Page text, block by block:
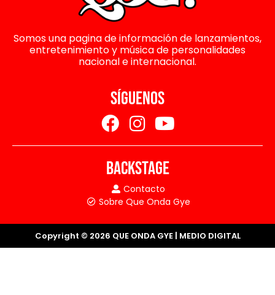
Somos una pagina de información de lanzamientos,
entretenimiento y música de personalidades
nacional e internacional.
SÍGUENOS
BACKSTAGE
Contacto
Sobre Que Onda Gye
Copyright © 2026 QUE ONDA GYE | MEDIO DIGITAL